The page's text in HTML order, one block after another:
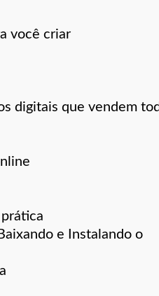
você criar
digitais que vendem
e Instalando o